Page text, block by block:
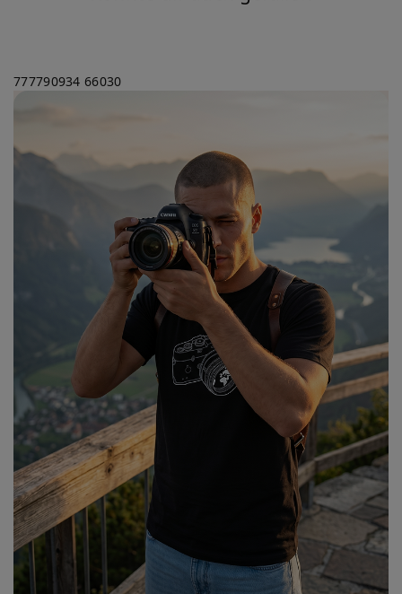
777790934 66030